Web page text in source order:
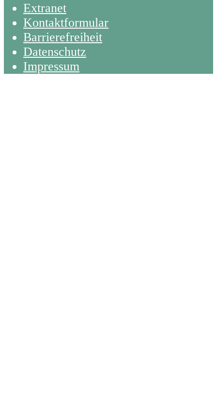
Extranet
Kontaktformular
Barrierefreiheit
Datenschutz
Impressum